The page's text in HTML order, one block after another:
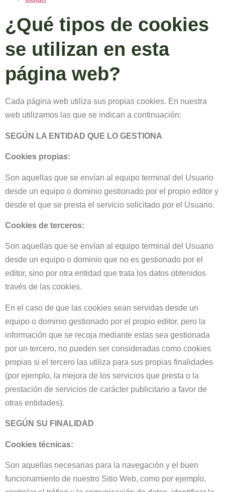
¿Qué tipos de cookies
se utilizan en esta
página web?
Cada página web utiliza sus propias cookies. En nuestra
web utilizamos las que se indican a continuación:
SEGÚN LA ENTIDAD QUE LO GESTIONA
Cookies propias:
Son aquellas que se envían al equipo terminal del Usuario
desde un equipo o dominio gestionado por el propio editor y
desde el que se presta el servicio solicitado por el Usuario.
Cookies de terceros:
Son aquellas que se envían al equipo terminal del Usuario
desde un equipo o dominio que no es gestionado por el
editor, sino por otra entidad que trata los datos obtenidos
través de las cookies.
En el caso de que las cookies sean servidas desde un
equipo o dominio gestionado por el propio editor, pero la
información que se recoja mediante estas sea gestionada
por un tercero, no pueden ser consideradas como cookies
propias si el tercero las utiliza para sus propias finalidades
(por ejemplo, la mejora de los servicios que presta o la
prestación de servicios de carácter publicitario a favor de
otras entidades).
SEGÚN SU FINALIDAD
Cookies técnicas:
Son aquellas necesarias para la navegación y el buen
funcionamiento de nuestro Sitio Web, como por ejemplo,